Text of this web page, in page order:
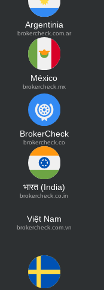
Argentinia
brokercheck.com.ar
México
brokercheck.mx
BrokerCheck
brokercheck.co
भारत (India)
brokercheck.co.in
Việt Nam
brokercheck.com.vn